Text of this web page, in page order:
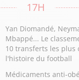
17H
Yan Diomandé,
Mbappé... Le
10 transferts les plus
l'histoire du football
Médicaments anti-